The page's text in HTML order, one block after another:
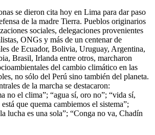
se dieron cita hoy en Lima para dar paso
de la madre Tierra. Pueblos originarios
sociales, delegaciones provenientes
ONGs y más de un centenar de
de Ecuador, Bolivia, Uruguay, Argentina,
Brasil, Irlanda entre otros, marcharon
del cambio climático en las
no sólo del Perú sino también del planeta.
de la marcha se destacaron:
no el clima”; “agua sí, oro no”; “vida sí,
que quema cambiemos el sistema”;
lucha es una sola”; “Conga no va, Chadín